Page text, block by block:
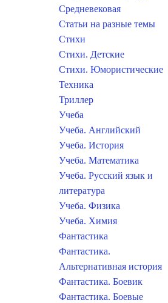
Средневековая
Статьи на разные темы
Стихи
Стихи. Детские
Стихи. Юмористические
Техника
Триллер
Учеба
Учеба. Английский
Учеба. История
Учеба. Математика
Учеба. Русский язык и
литература
Учеба. Физика
Учеба. Химия
Фантастика
Фантастика.
Альтернативная история
Фантастика. Боевик
Фантастика. Боевые